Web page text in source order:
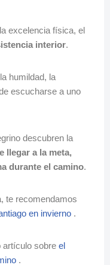
excelencia física, el
interior.
humildad, la
escucharse a uno
descubren la
llegar a la meta,
durante el camino.
te recomendamos
en invierno .
artículo sobre el
.